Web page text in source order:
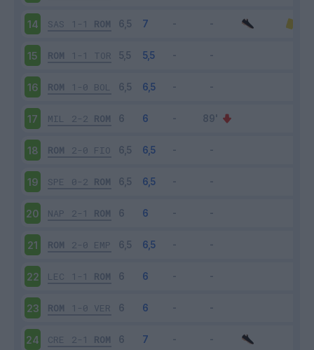
14 SAS 1-1 ROM
15 ROM 1-1 TOR
16 ROM 1-0 BOL
17 MIL 2-2 ROM
18 ROM 2-0 FIO
19 SPE 0-2 ROM
20 NAP 2-1 ROM
21 ROM 2-0 EMP
22 LEC 1-1 ROM
23 ROM 1-0 VER
24 CRE 2-1 ROM